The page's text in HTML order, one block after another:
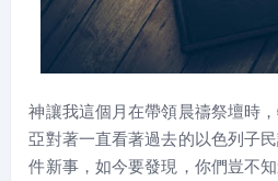
神讓我這個月在帶領晨禱祭壇時
亞對著一直看著過去的以色列子
件新事，如今要發現，你們豈不